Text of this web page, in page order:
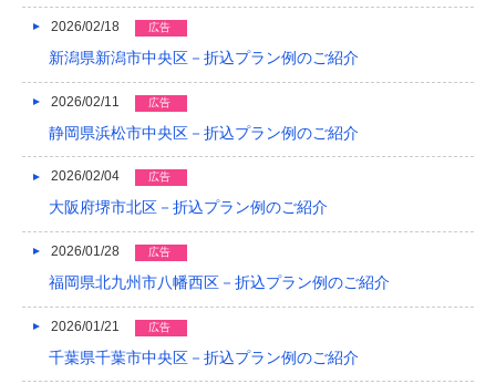
2019/04
2019/03
2019/02
2019/01
2018/12
2018/09
2018/08
2026/02/18 広告
新潟県新潟市中央区－折込プラン例のご紹介
2026/02/11 広告
静岡県浜松市中央区－折込プラン例のご紹介
2026/02/04 広告
大阪府堺市北区－折込プラン例のご紹介
2026/01/28 広告
福岡県北九州市八幡西区－折込プラン例のご紹介
2026/01/21 広告
千葉県千葉市中央区－折込プラン例のご紹介